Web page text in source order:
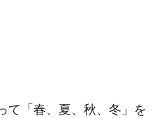
て「春、夏、秋、冬」を